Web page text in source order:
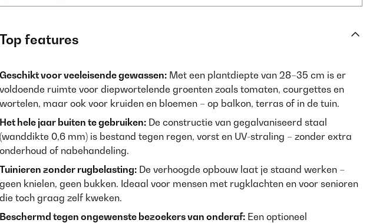
Top features
Geschikt voor veeleisende gewassen: Met een plantdiepte van 28–35 cm is er
voldoende ruimte voor diepwortelende groenten zoals tomaten, courgettes en
wortelen, maar ook voor kruiden en bloemen – op balkon, terras of in de tuin.
Het hele jaar buiten te gebruiken: De constructie van gegalvaniseerd staal
(wanddikte 0,6 mm) is bestand tegen regen, vorst en UV-straling – zonder extra
onderhoud of nabehandeling.
Tuinieren zonder rugbelasting: De verhoogde opbouw laat je staand werken –
geen knielen, geen bukken. Ideaal voor mensen met rugklachten en voor senioren
die toch graag zelf kweken.
Beschermd tegen ongewenste bezoekers van onderaf: Een optioneel